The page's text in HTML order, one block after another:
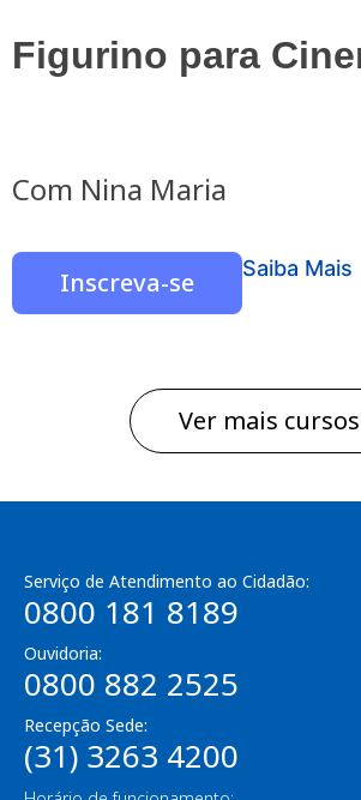
Figurino para
Com Nina Maria
Inscreva-se Saiba Mais
Ver mais cursos
Serviço de Atendimento ao Cidadão:
0800 181 8189
Ouvidoria:
0800 882 2525
Recepção Sede:
(31) 3263 4200